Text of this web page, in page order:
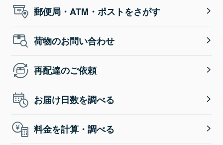
郵便局・ATM・ポストをさがす
荷物のお問い合わせ
再配達のご依頼
お届け日数を調べる
料金を計算・調べる